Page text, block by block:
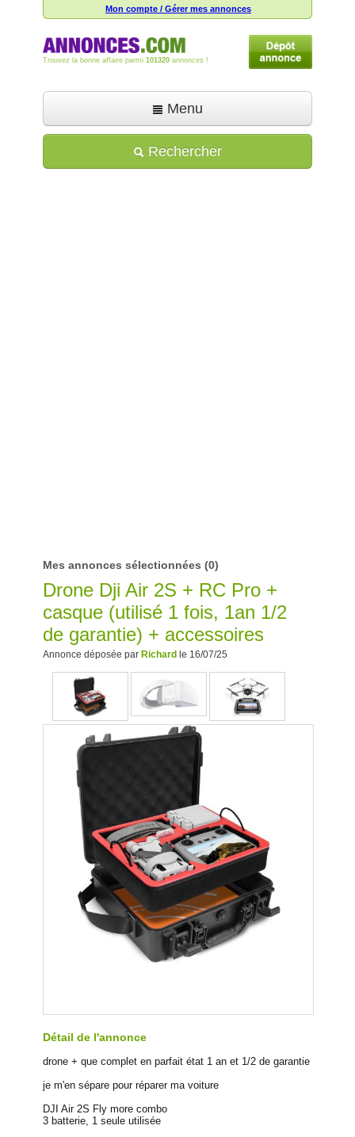
Mon compte / Gérer mes annonces
Trouvez la bonne affaire parmi 101320 annonces !
Menu
Déposer une annonce
Rechercher
Mes annonces sélectionnées (0)
Drone Dji Air 2S + RC Pro +
casque (utilisé 1 fois, 1an 1/2
de garantie) + accessoires
Annonce déposée par Richard le 16/07/25
Détail de l'annonce
drone + que complet en parfait état 1 an et 1/2 de garantie
je m'en sépare pour réparer ma voiture
DJI Air 2S Fly more combo
3 batterie, 1 seule utilisée